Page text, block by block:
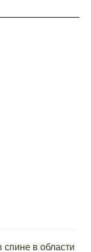
в области